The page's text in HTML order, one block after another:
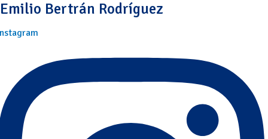
Emilio Bertrán Rodríguez